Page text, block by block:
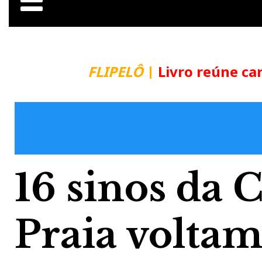
FLIPELÔ|Livro reúne
16 sinos da
Praia